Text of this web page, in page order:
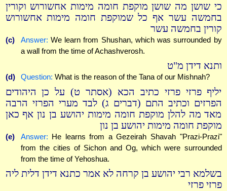
כי שושן מה שושן מוקפת חומה מימות אחשורוש וקורין
בחמשה עשר אף כל שמוקפת חומה מימות אחשורוש
קורין בחמשה עשר
(c) Answer: We learn from Shushan, which was surrounded by
a wall from the time of Achashverosh.
ותנא דידן מ"ט
(d) Question: What is the reason of the Tana of our Mishnah?
יליף פרזי פרזי כתיב הכא (אסתר ט) על כן היהודים
הפרזים וכתיב התם (דברים ג) לבד מערי הפרזי הרבה
מאד מה להלן מוקפת חומה מימות יהושע בן נון אף כאן
מוקפת חומה מימות יהושע בן נון
(e) Answer: He learns from a Gezeirah Shavah "Prazi-Prazi"
from the cities of Sichon and Og, which were surrounded
from the time of Yehoshua.
בשלמא רבי יהושע בן קרחה לא אמר כתנא דידן דלית ליה
פרזי פרזי